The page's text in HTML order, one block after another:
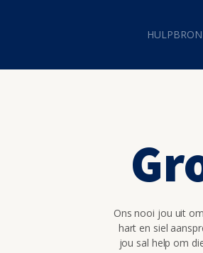
Ons nooi jou uit
hart en siel
jou sal help om